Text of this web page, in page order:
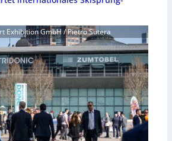
Exhibition GmbH / Pietro Sutera